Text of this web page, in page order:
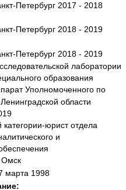
Петербург 2017 - 2018
Петербург 2018 - 2019
Петербург 2018 - 2019
лаборатории
образования
Уполномоченного по
области
юрист отдела
и
Омск
марта 1998